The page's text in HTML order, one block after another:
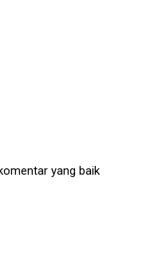
yang baik